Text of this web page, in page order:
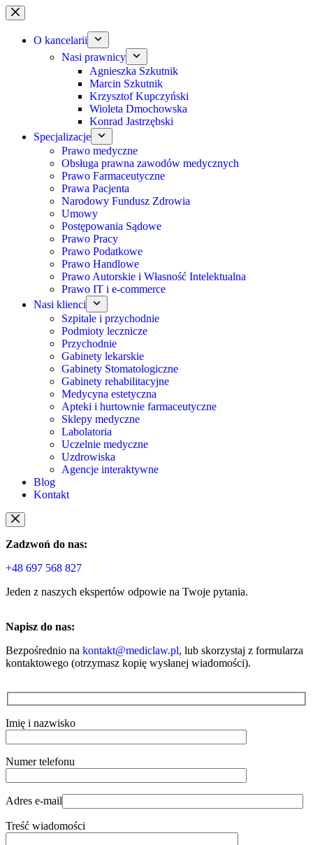
Przejdź
do
O kancelarii
Nasi prawnicy
Agnieszka Szkutnik
Marcin Szkutnik
Krzysztof Kupczyński
Wioleta Dmochowska
Konrad Jastrzębski
Specjalizacje
Prawo medyczne
Obsługa prawna zawodów medycznych
Prawo Farmaceutyczne
Prawa Pacjenta
Narodowy Fundusz Zdrowia
Umowy
Postępowania Sądowe
Prawo Pracy
Prawo Podatkowe
Prawo Handlowe
Prawo Autorskie i Własność Intelektualna
Prawo IT i e-commerce
Nasi klienci
Szpitale i przychodnie
Podmioty lecznicze
Przychodnie
Gabinety lekarskie
Gabinety Stomatologiczne
Gabinety rehabilitacyjne
Medycyna estetyczna
Apteki i hurtownie farmaceutyczne
Sklepy medyczne
Labolatoria
Uczelnie medyczne
Uzdrowiska
Agencje interaktywne
Blog
Kontakt
Zadzwoń do nas:
+48 697 568 827
Jeden z naszych ekspertów odpowie na Twoje pytania.
Napisz do nas:
Bezpośrednio na kontakt@mediclaw.pl, lub skorzystaj z formularza
kontaktowego (otrzymasz kopię wysłanej wiadomości).
Imię i nazwisko
Numer telefonu
Adres e-mail
Treść wiadomości